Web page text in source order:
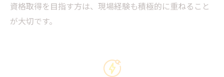
資格取得を目指す方は、現場経験も積極的に重ねること
が大切です。